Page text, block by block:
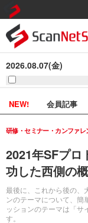
2026.08.07(金)
NEW! 会員記事
2021年SFプロ
功した西側の
最後に、これから後の、
ンのテーマについて、簡
ッションのテーマは「
す。
研修・セミナー・カンファレ